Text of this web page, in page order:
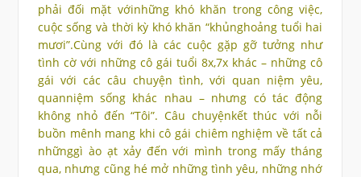
phải đối mặt vớinhững khó khăn trong công việc,
cuộc sống và thời kỳ khó khăn “khủnghoảng tuổi hai
mươi”.Cùng với đó là các cuộc gặp gỡ tưởng như
tình cờ với những cô gái tuổi 8x,7x khác – những cô
gái với các câu chuyện tình, với quan niệm yêu,
quanniệm sống khác nhau – nhưng có tác động
không nhỏ đến “Tôi”. Câu chuyệnkết thúc với nỗi
buồn mênh mang khi cô gái chiêm nghiệm về tất cả
nhữnggì ào ạt xảy đến với mình trong mấy tháng
qua, nhưng cũng hé mở những tình yêu, những nhớ